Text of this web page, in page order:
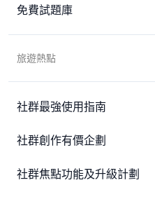
免費試題庫
旅遊熱點
社群最強使用指南
社群創作有價企劃
社群焦點功能及升級計劃